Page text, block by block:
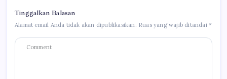
Tinggalkan Balasan
Alamat email Anda tidak akan dipublikasikan. Ruas yang wajib ditandai*